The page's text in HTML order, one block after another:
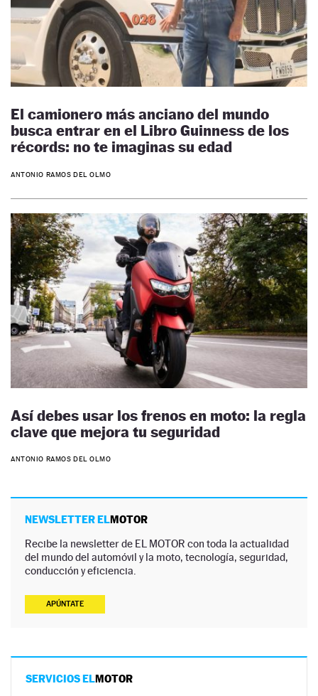
El camionero más anciano del mundo
busca entrar en el Libro Guinness de los
récords: no te imaginas su edad
ANTONIO RAMOS DEL OLMO
Así debes usar los frenos en moto: la regla
clave que mejora tu seguridad
ANTONIO RAMOS DEL OLMO
NEWSLETTER ELMOTOR
Recibe la newsletter de EL MOTOR con toda la actualidad
del mundo del automóvil y la moto, tecnología, seguridad,
conducción y eficiencia.
APÚNTATE
SERVICIOS ELMOTOR